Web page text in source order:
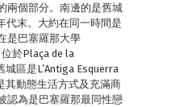
兩個部分。南邊的是舊城
代末。大約在同一時間是
是巴塞羅那大學
位於Plaça de la
區是L’Antiga Esquerra
其動態生活方式及充滿商
認為是巴塞羅那最同性戀